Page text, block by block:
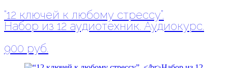
“12 ключей к любому стрессу”.
Набор из 12 аудиотехник. Аудиокурс.
900 руб.